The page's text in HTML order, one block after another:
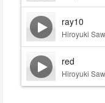
ray10
Hiroyuki
red
Hiroyuki